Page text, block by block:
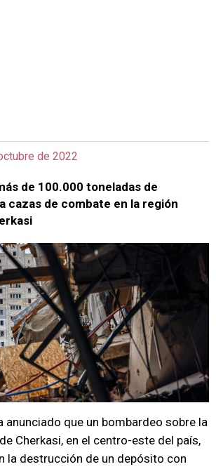
de 2022
de 100.000 toneladas de
cazas de combate en la región
anunciado que un bombardeo sobre la
Cherkasi, en el centro-este del país,
la destrucción de un depósito con